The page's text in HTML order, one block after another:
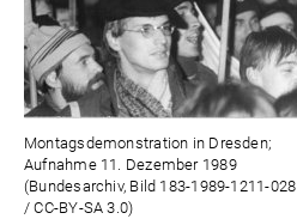
Montagsdemonstration in Dresden;
Aufnahme 11. Dezember 1989
(Bundesarchiv, Bild 183-1989-1211-028
/ CC-BY-SA 3.0)